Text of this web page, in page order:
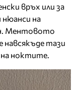
връх или за
нюанси на
Ментовото
навсякъде тази
на ноктите.